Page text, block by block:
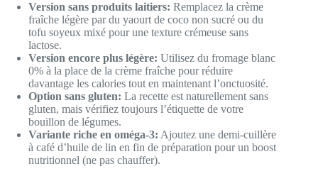
Version sans produits laitiers: Remplacez la crème
fraîche légère par du yaourt de coco non sucré ou du
tofu soyeux mixé pour une texture crémeuse sans
lactose.
Version encore plus légère: Utilisez du fromage blanc
0% à la place de la crème fraîche pour réduire
davantage les calories tout en maintenant l’onctuosité.
Option sans gluten: La recette est naturellement sans
gluten, mais vérifiez toujours l’étiquette de votre
bouillon de légumes.
Variante riche en oméga-3: Ajoutez une demi-cuillère
à café d’huile de lin en fin de préparation pour un boost
nutritionnel (ne pas chauffer).